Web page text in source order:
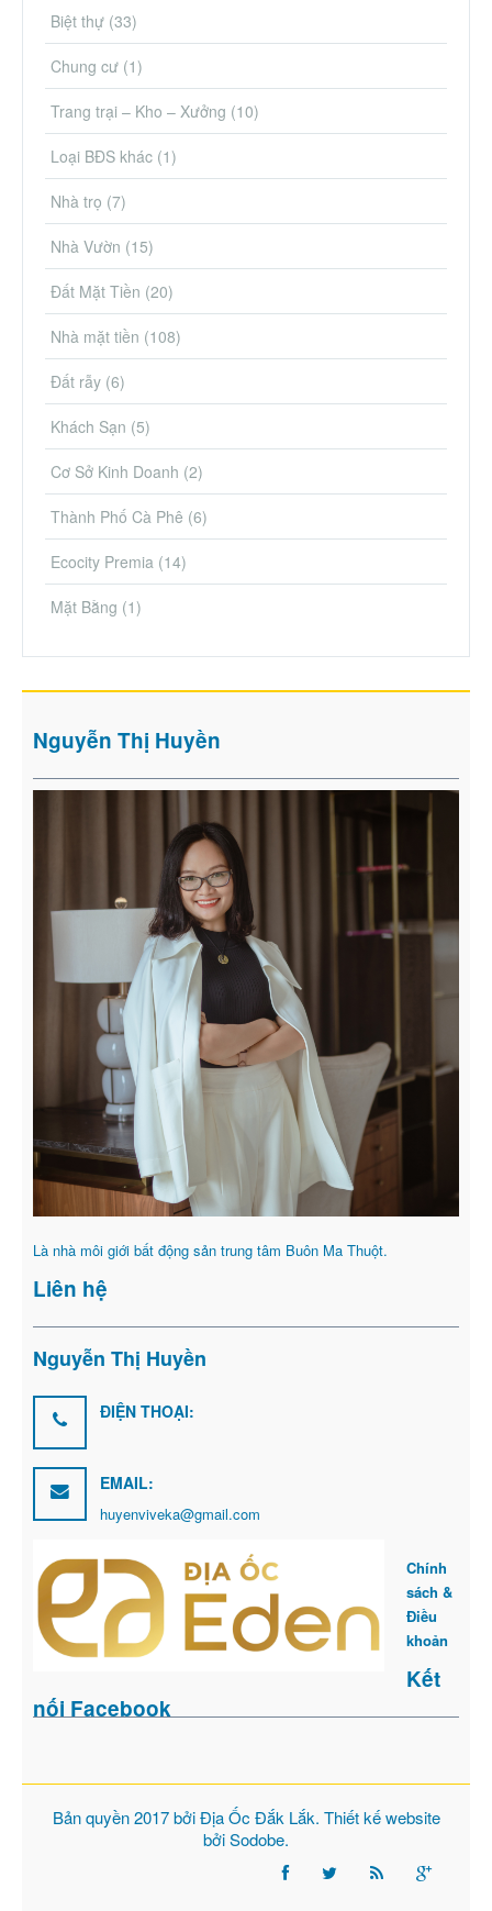
Biệt thự (33)
Chung cư (1)
Trang trại – Kho – Xưởng (10)
Loại BĐS khác (1)
Nhà trọ (7)
Nhà Vườn (15)
Đất Mặt Tiền (20)
Nhà mặt tiền (108)
Đất rẫy (6)
Khách Sạn (5)
Cơ Sở Kinh Doanh (2)
Thành Phố Cà Phê (6)
Ecocity Premia (14)
Mặt Bằng (1)
Nguyễn Thị Huyền
Là nhà môi giới bất động sản trung tâm Buôn Ma Thuột.
Liên hệ
Nguyễn Thị Huyền
ĐIỆN THOẠI:
EMAIL:
huyenviveka@gmail.com
Chính
sách &
Điều
khoản
Kết
nối Facebook
Bản quyền 2017 bởiĐịa Ốc Đắk Lắk. Thiết kế website
bởiSodobe.